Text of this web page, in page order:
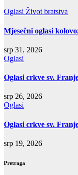
Oglasi Život bratstva
Mjesečni oglasi
srp 31, 2026
Oglasi
Oglasi crkve sv.
srp 26, 2026
Oglasi
Oglasi crkve sv.
srp 19, 2026
Pretraga